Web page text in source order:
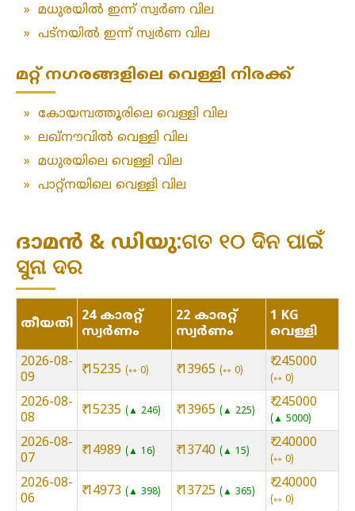
» മധുരയിൽ ഇന്ന് സ്വർണ വില
» പട്‌നയിൽ ഇന്ന് സ്വർണ വില
മറ്റ് നഗരങ്ങളിലെ വെള്ളി നിരക്ക്
» കോയമ്പത്തൂരിലെ വെള്ളി വില
» ലഖ്‌നൗവിൽ വെള്ളി വില
» മധുരയിലെ വെള്ളി വില
» പാറ്റ്നയിലെ വെള്ളി വില
ദാമൻ & ഡിയു:ଗତ ୧୦ ଦିନ ପାଇଁ
ସୁନା ଦର
തീയതി 24 കാരറ്റ്
സ്വർണം
22 കാരറ്റ്
സ്വർണം
1 KG
വെള്ളി
2026-08-
09
₹ 15235 ⇿ 0 ₹ 13965 ⇿ 0
₹ 245000
⇿ 0
2026-08-
08
₹ 15235 ▲ 246 ₹ 13965 ▲ 225
₹ 245000
▲ 5000
2026-08-
07
₹ 14989 ▲ 16 ₹ 13740 ▲ 15
₹ 240000
⇿ 0
2026-08-
06
₹ 14973 ▲ 398 ₹ 13725 ▲ 365
₹ 240000
⇿ 0